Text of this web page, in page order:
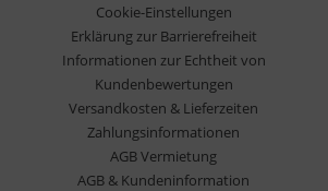
Cookie-Einstellungen
Erklärung zur Barrierefreiheit
Informationen zur Echtheit von
Kundenbewertungen
Versandkosten & Lieferzeiten
Zahlungsinformationen
AGB Vermietung
AGB & Kundeninformation